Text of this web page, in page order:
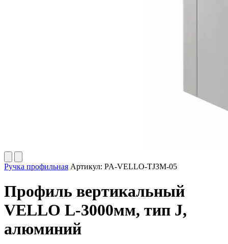
Ручка профильная Артикул: PA-VELLO-TJ3M-05
Профиль вертикальный
VELLO L-3000мм, тип J,
алюминий